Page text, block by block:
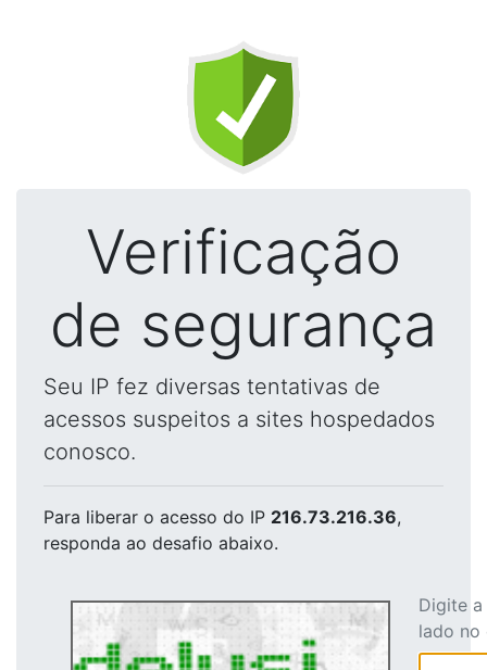
Verificação
de segurança
Seu IP fez diversas tentativas de
acessos suspeitos a sites hospedados
conosco.
Para liberar o acesso do IP 216.73.216.36,
responda ao desafio abaixo.
Digite
lado no